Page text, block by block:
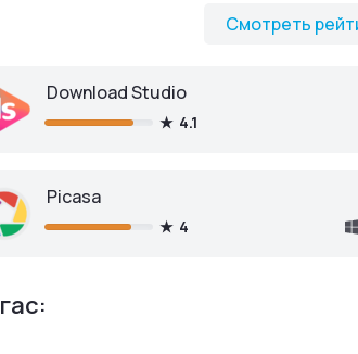
Смотреть
Download Studio
4.1
Picasa
4